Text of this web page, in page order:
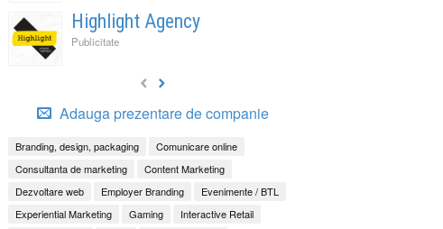
Highlight Agency
Publicitate
Adauga prezentare de companie
Branding, design, packaging
Comunicare online
Consultanta de marketing
Content Marketing
Dezvoltare web
Employer Branding
Evenimente / BTL
Experiential Marketing
Gaming
Interactive Retail